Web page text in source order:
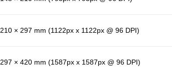
210 × 297 mm (1122px x 1122px @ 96 DPI)
297 × 420 mm (1587px x 1587px @ 96 DPI)